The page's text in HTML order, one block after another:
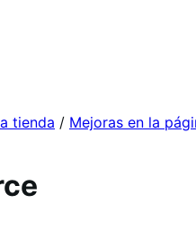
tienda / Mejoras en la